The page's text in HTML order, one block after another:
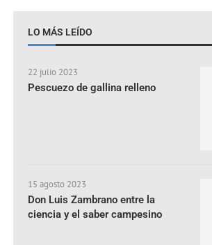
LO MÁS LEÍDO
22 julio 2023
Pescuezo de gallina relleno
15 agosto 2023
Don Luis Zambrano entre la
ciencia y el saber campesino